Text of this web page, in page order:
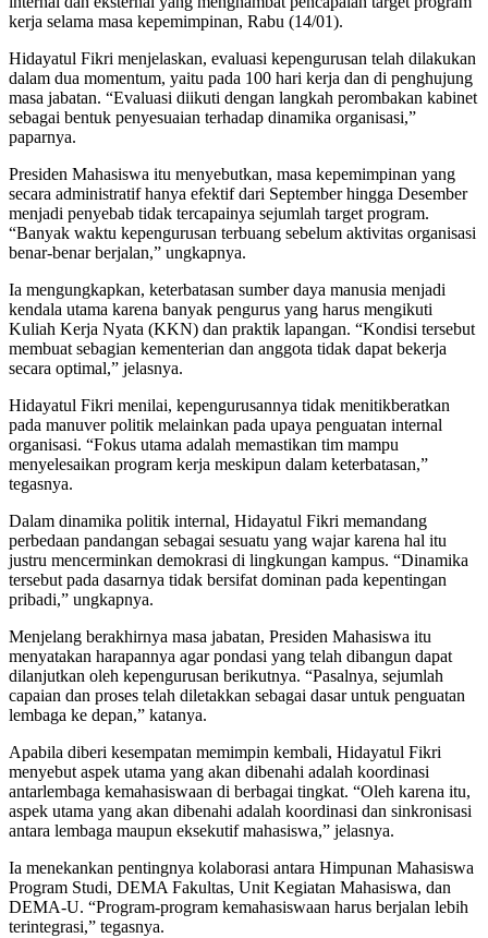
kerja selama masa kepemimpinan, Rabu (14/01).
Hidayatul Fikri menjelaskan, evaluasi kepengurusan telah dilakukan
dalam dua momentum, yaitu pada 100 hari kerja dan di penghujung
masa jabatan. “Evaluasi diikuti dengan langkah perombakan kabinet
sebagai bentuk penyesuaian terhadap dinamika organisasi,”
paparnya.
Presiden Mahasiswa itu menyebutkan, masa kepemimpinan yang
secara administratif hanya efektif dari September hingga Desember
menjadi penyebab tidak tercapainya sejumlah target program.
“Banyak waktu kepengurusan terbuang sebelum aktivitas organisasi
benar-benar berjalan,” ungkapnya.
Ia mengungkapkan, keterbatasan sumber daya manusia menjadi
kendala utama karena banyak pengurus yang harus mengikuti
Kuliah Kerja Nyata (KKN) dan praktik lapangan. “Kondisi tersebut
membuat sebagian kementerian dan anggota tidak dapat bekerja
secara optimal,” jelasnya.
Hidayatul Fikri menilai, kepengurusannya tidak menitikberatkan
pada manuver politik melainkan pada upaya penguatan internal
organisasi. “Fokus utama adalah memastikan tim mampu
menyelesaikan program kerja meskipun dalam keterbatasan,”
tegasnya.
Dalam dinamika politik internal, Hidayatul Fikri memandang
perbedaan pandangan sebagai sesuatu yang wajar karena hal itu
justru mencerminkan demokrasi di lingkungan kampus. “Dinamika
tersebut pada dasarnya tidak bersifat dominan pada kepentingan
pribadi,” ungkapnya.
Menjelang berakhirnya masa jabatan, Presiden Mahasiswa itu
menyatakan harapannya agar pondasi yang telah dibangun dapat
dilanjutkan oleh kepengurusan berikutnya. “Pasalnya, sejumlah
capaian dan proses telah diletakkan sebagai dasar untuk penguatan
lembaga ke depan,” katanya.
Apabila diberi kesempatan memimpin kembali, Hidayatul Fikri
menyebut aspek utama yang akan dibenahi adalah koordinasi
antarlembaga kemahasiswaan di berbagai tingkat. “Oleh karena itu,
aspek utama yang akan dibenahi adalah koordinasi dan sinkronisasi
antara lembaga maupun eksekutif mahasiswa,” jelasnya.
Ia menekankan pentingnya kolaborasi antara Himpunan Mahasiswa
Program Studi, DEMA Fakultas, Unit Kegiatan Mahasiswa, dan
DEMA-U. “Program-program kemahasiswaan harus berjalan lebih
terintegrasi,” tegasnya.